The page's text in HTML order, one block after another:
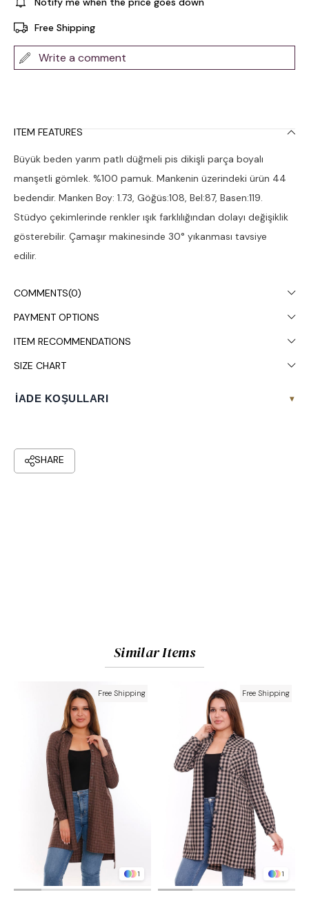
Free Shipping
Write a comment
ITEM FEATURES
Büyük beden yarım patlı düğmeli pis dikişli parça boyalı
manşetli gömlek. %100 pamuk. Mankenin üzerindeki ürün 44
bedendir. Manken Boy: 1.73, Göğüs:108, Bel:87, Basen:119.
Stüdyo çekimlerinde renkler ışık farklılığından dolayı değişiklik
gösterebilir. Çamaşır makinesinde 30° yıkanması tavsiye
edilir.
COMMENTS(0)
PAYMENT OPTIONS
ITEM RECOMMENDATIONS
SIZE CHART
İADE KOŞULLARI ▾
Similar Items
1
Free Shipping
1
Free Shipping